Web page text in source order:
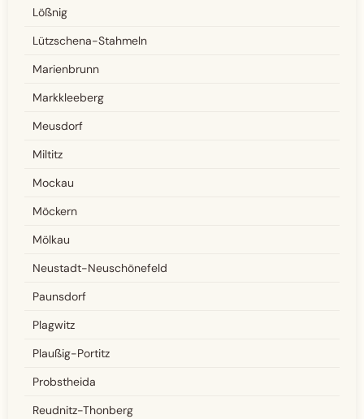
Lößnig
Lützschena-Stahmeln
Marienbrunn
Markkleeberg
Meusdorf
Miltitz
Mockau
Möckern
Mölkau
Neustadt-Neuschönefeld
Paunsdorf
Plagwitz
Plaußig-Portitz
Probstheida
Reudnitz-Thonberg